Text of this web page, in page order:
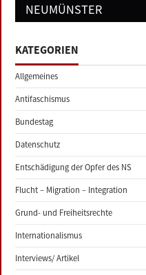
NEUMÜNSTER
KATEGORIEN
Allgemeines
Antifaschismus
Bundestag
Datenschutz
Entschädigung der Opfer des NS
Flucht – Migration – Integration
Grund- und Freiheitsrechte
Internationalismus
Interviews/ Artikel